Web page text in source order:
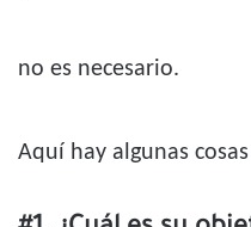
no es necesario.
Aquí hay algunas